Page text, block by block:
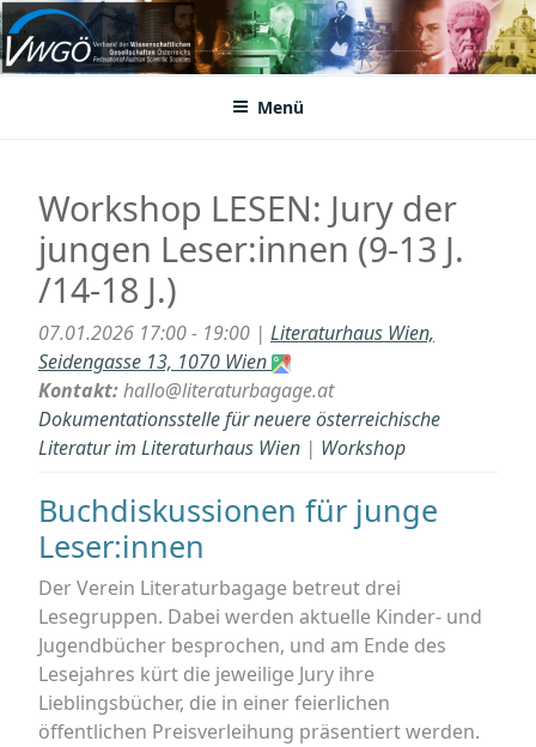
Zum
Inhalt
springenVWGÖ
Federation of Austrian Scientific Societies
Menü
Workshop LESEN: Jury der
jungen Leser:innen (9-13 J.
/14-18 J.)
07.01.2026 17:00 - 19:00 | Literaturhaus Wien,
Seidengasse 13, 1070 Wien
Kontakt:hallo@literaturbagage.at
Dokumentationsstelle für neuere österreichische
Literatur im Literaturhaus Wien | Workshop
Buchdiskussionen für junge
Leser:innen
Der Verein Literaturbagage betreut drei
Lesegruppen. Dabei werden aktuelle Kinder- und
Jugendbücher besprochen, und am Ende des
Lesejahres kürt die jeweilige Jury ihre
Lieblingsbücher, die in einer feierlichen
öffentlichen Preisverleihung präsentiert werden.